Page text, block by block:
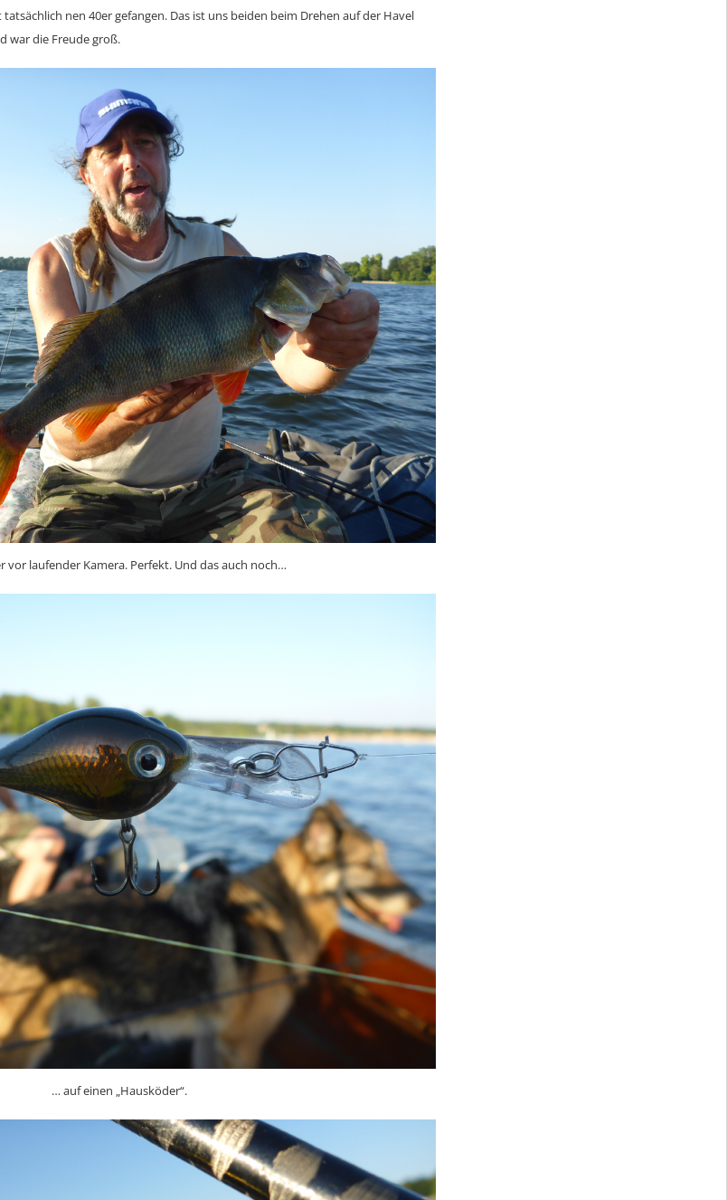
nen 40er gefangen. Das ist uns beiden beim Drehen auf der Havel
war die Freude groß.
vor laufender Kamera. Perfekt. Und das auch noch…
… auf einen „Hausköder“.